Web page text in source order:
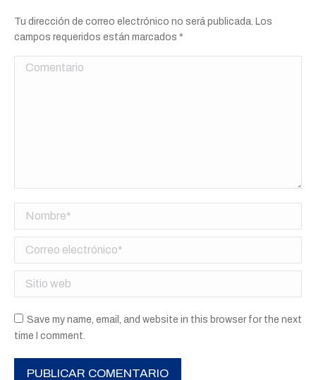
Tu dirección de correo electrónico no será publicada. Los
campos requeridos están marcados *
Comentario
Nombre *
Correo electrónico *
Sitio web
Save my name, email, and website in this browser for the next
time I comment.
PUBLICAR COMENTARIO